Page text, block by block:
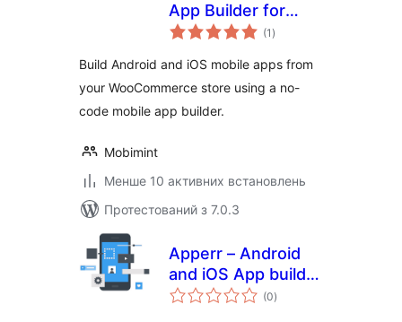
App Builder for
WooCommerce
(1 загальний
рейтинг
)
Build Android and iOS mobile apps from
your WooCommerce store using a no-
code mobile app builder.
Mobimint
Менше 10 активних встановлень
Протестований з 7.0.3
Apperr – Android
and iOS App builder
for WooCommerce
(0загальний
рейтинг
)